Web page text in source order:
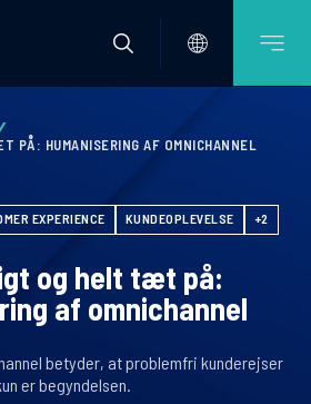
PÅ: HUMANISERING AF OMNICHANNEL
EXPERIENCE KUNDEOPLEVELSE +2
og helt tæt på:
af omnichannel
betyder, at problemfri kunderejser
er begyndelsen.